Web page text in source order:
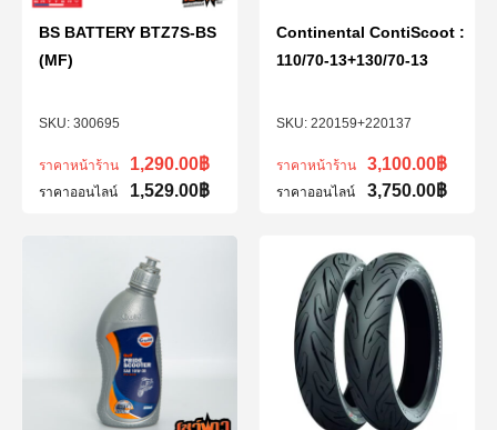
300695
BS BATTERY BTZ7S-BS
(MF)
ราคาหน้าร้าน 1,290.00฿
ราคาออนไลน์ 1,529.00฿
220159+220137
Continental ContiScoot :
110/70-13+130/70-13
ราคาหน้าร้าน 3,100.00฿
ราคาออนไลน์ 3,750.00฿